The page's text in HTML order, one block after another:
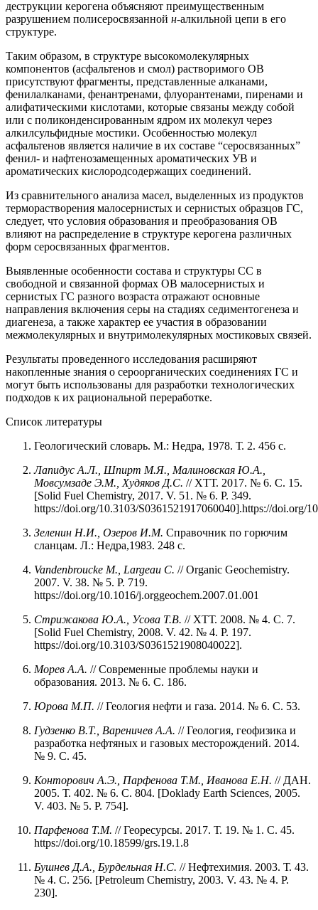
деструкции керогена объясняют преимущественным
разрушением полисеросвязанной н-алкильной цепи в его
структуре.
Таким образом, в структуре высокомолекулярных
компонентов (асфальтенов и смол) растворимого ОВ
присутствуют фрагменты, представленные алканами,
фенилалканами, фенантренами, флуорантенами, пиренами и
алифатическими кислотами, которые связаны между собой
или с поликонденсированным ядром их молекул через
алкилсульфидные мостики. Особенностью молекул
асфальтенов является наличие в их составе “серосвязанных”
фенил- и нафтенозамещенных ароматических УВ и
ароматических кислородсодержащих соединений.
Из сравнительного анализа масел, выделенных из продуктов
терморастворения малосернистых и сернистых образцов ГС,
следует, что условия образования и преобразования ОВ
влияют на распределение в структуре керогена различных
форм серосвязанных фрагментов.
Выявленные особенности состава и структуры СС в
свободной и связанной формах ОВ малосернистых и
сернистых ГС разного возраста отражают основные
направления включения серы на стадиях седиментогенеза и
диагенеза, а также характер ее участия в образовании
межмолекулярных и внутримолекулярных мостиковых связей.
Результаты проведенного исследования расширяют
накопленные знания о сероорганических соединениях ГС и
могут быть использованы для разработки технологических
подходов к их рациональной переработке.
Список литературы
Геологический словарь. М.: Недра, 1978. Т. 2. 456 с.
Лапидус А.Л., Шпирт М.Я., Малиновская Ю.А.,
Мовсумзаде Э.М., Худяков Д.С. // ХТТ. 2017. № 6. С. 15.
[Solid Fuel Chemistry, 2017. V. 51. № 6. P. 349.
https://doi.org/10.3103/S0361521917060040].https://doi.org/
Зеленин Н.И., Озеров И.М. Справочник по горючим
сланцам. Л.: Недра,1983. 248 с.
Vandenbroucke M., Largeau C. // Organic Geochemistry.
2007. V. 38. № 5. P. 719.
https://doi.org/10.1016/j.orggeochem.2007.01.001
Стрижакова Ю.А., Усова Т.В. // ХТТ. 2008. № 4. С. 7.
[Solid Fuel Chemistry, 2008. V. 42. № 4. P. 197.
https://doi.org/10.3103/S0361521908040022].
Морев А.А. // Современные проблемы науки и
образования. 2013. № 6. С. 186.
Юрова М.П. // Геология нефти и газа. 2014. № 6. С. 53.
Гудзенко В.Т., Вареничев А.А. // Геология, геофизика и
разработка нефтяных и газовых месторождений. 2014.
№ 9. С. 45.
Конторович А.Э., Парфенова Т.М., Иванова Е.Н. // ДАН.
2005. Т. 402. № 6. С. 804. [Doklady Earth Sciences, 2005.
V. 403. № 5. P. 754].
Парфенова Т.М. // Георесурсы. 2017. Т. 19. № 1. С. 45.
https://doi.org/10.18599/grs.19.1.8
Бушнев Д.А., Бурдельная Н.С. // Нефтехимия. 2003. Т. 43.
№ 4. С. 256. [Petroleum Chemistry, 2003. V. 43. № 4. P.
230].